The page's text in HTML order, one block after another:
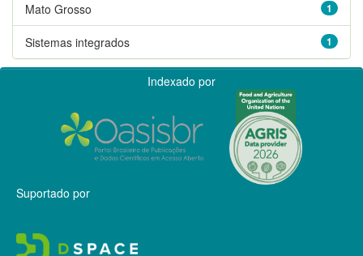
1
Mato Grosso
1
Sistemas integrados
Indexado por
Suportado por